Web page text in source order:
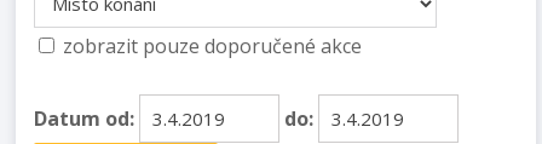
zobrazit pouze doporučené akce
Datum od: do: